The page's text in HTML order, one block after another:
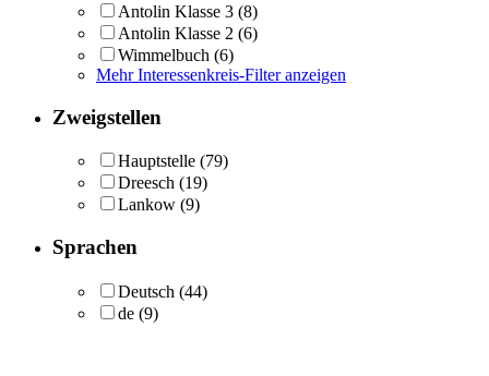
Antolin Klasse 3 (8)
Antolin Klasse 2 (6)
Wimmelbuch (6)
Mehr Interessenkreis-Filter anzeigen
Zweigstellen
Hauptstelle (79)
Dreesch (19)
Lankow (9)
Sprachen
Deutsch (44)
de (9)